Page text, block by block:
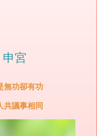
宮
無功卻有功
共議事相同